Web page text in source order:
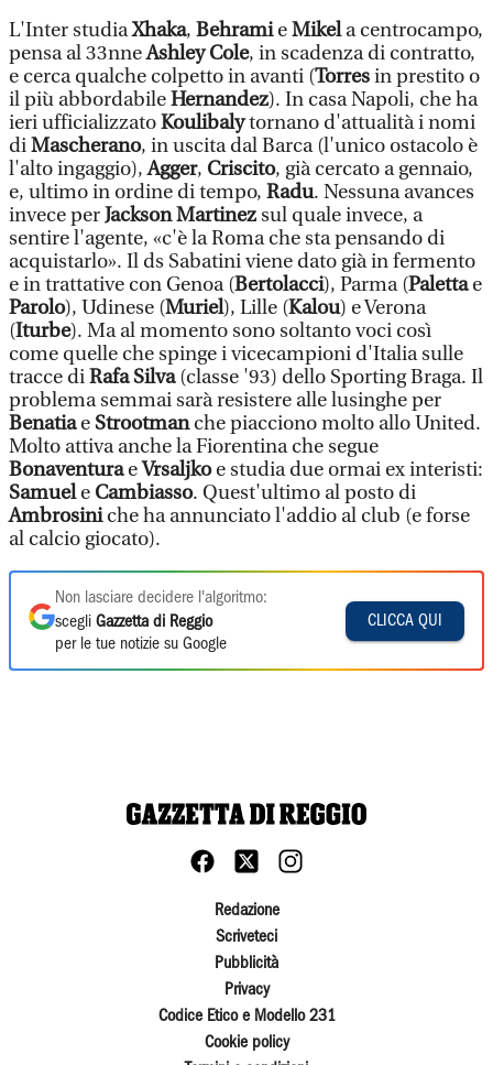
L'Inter studiaXhaka, BehramieMikela centrocampo,
pensa al 33nneAshley Cole, in scadenza di contratto,
e cerca qualche colpetto in avanti (Torresin prestito o
il più abbordabileHernandez). In casa Napoli, che ha
ieri ufficializzatoKoulibalytornano d'attualità i nomi
diMascherano, in uscita dal Barca (l'unico ostacolo è
l'alto ingaggio),Agger, Criscito, già cercato a gennaio,
e, ultimo in ordine di tempo, Radu. Nessuna avances
invece perJackson Martinezsul quale invece, a
sentire l'agente, «c'è la Roma che sta pensando di
acquistarlo». Il ds Sabatini viene dato già in fermento
e in trattative con Genoa (Bertolacci), Parma (Palettae
Parolo), Udinese (Muriel), Lille (Kalou) e Verona
(Iturbe). Ma al momento sono soltanto voci così
come quelle che spinge i vicecampioni d'Italia sulle
tracce diRafa Silva(classe '93) dello Sporting Braga. Il
problema semmai sarà resistere alle lusinghe per
Benatiae Strootmanche piacciono molto allo United.
Molto attiva anche la Fiorentina che segue
BonaventuraeVrsaljkoe studia due ormai ex interisti:
Samuele Cambiasso. Quest'ultimo al posto di
Ambrosiniche ha annunciato l'addio al club (e forse
al calcio giocato).
Non lasciare decidere l'algoritmo:
scegli Gazzetta di Reggio
per le tue notizie su Google
CLICCA QUI
Redazione
Scriveteci
Pubblicità
Privacy
Codice Etico e Modello 231
Cookie policy